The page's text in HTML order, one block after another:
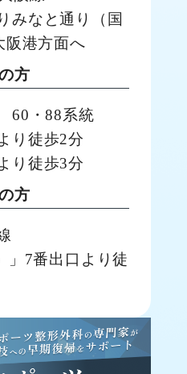
みなと通り（国
阪港方面へ
方
60・88系統
り徒歩2分
り徒歩3分
方
」7番出口より徒